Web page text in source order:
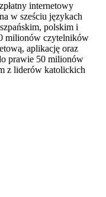
internetowy
w sześciu językach
polskim i
milionów czytelników
aplikację oraz
prawie 50 milionów
z liderów katolickich